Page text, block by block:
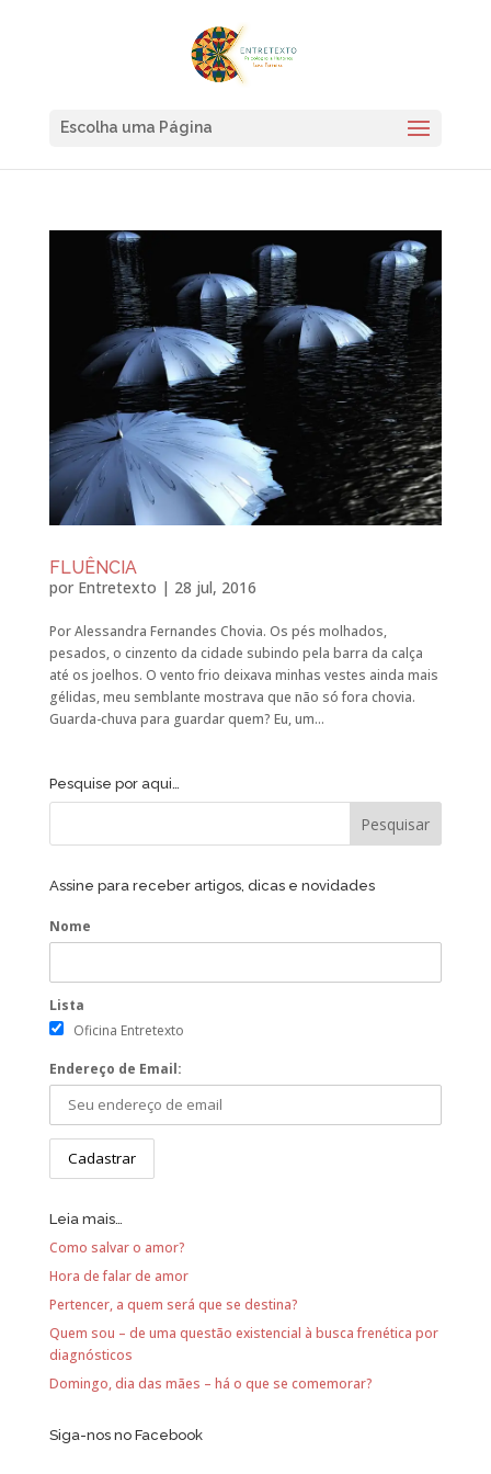
Escolha uma Página
FLUÊNCIA
por Entretexto | 28 jul, 2016
Por Alessandra Fernandes Chovia. Os pés molhados,
pesados, o cinzento da cidade subindo pela barra da calça
até os joelhos. O vento frio deixava minhas vestes ainda mais
gélidas, meu semblante mostrava que não só fora chovia.
Guarda-chuva para guardar quem? Eu, um...
Pesquise por aqui…
Assine para receber artigos, dicas e novidades
Nome
Lista
Oficina Entretexto
Endereço de Email:
Leia mais…
Como salvar o amor?
Hora de falar de amor
Pertencer, a quem será que se destina?
Quem sou – de uma questão existencial à busca frenética por
diagnósticos
Domingo, dia das mães – há o que se comemorar?
Siga-nos no Facebook